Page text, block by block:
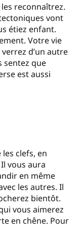
reconnaîtrez.
vont
étiez enfant.
Votre vie
d’un autre
sentez que
est aussi
clefs, en
vous aura
en même
les autres. Il
bientôt.
vous aimerez
en chêne. Pour